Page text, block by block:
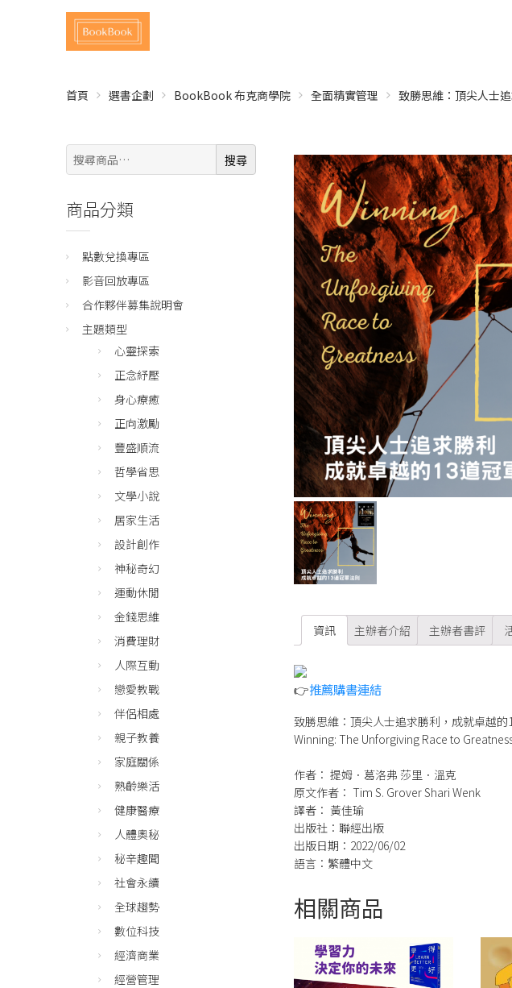
首頁 選書企劃 BookBook 布克商學院 全面精實管理 致勝思維：頂尖人士
資訊 主辦者介紹 主辦者書評
👉推薦購書連結
致勝思維：頂尖人士追求勝利，成就卓越的
Winning: The Unforgiving Race to
作者： 提姆．葛洛弗 莎里．溫克
原文作者： Tim S. Grover Shari Wenk
譯者： 黃佳瑜
出版社：聯經出版
出版日期：2022/06/02
語言：繁體中文
相關商品
搜
尋:
搜尋
商品分類
點數兌換專區
影音回放專區
合作夥伴募集說明會
主題類型
心靈探索
正念紓壓
身心療癒
正向激勵
豐盛順流
哲學省思
文學小說
居家生活
設計創作
神秘奇幻
運動休閒
金錢思維
消費理財
人際互動
戀愛教戰
伴侶相處
親子教養
家庭關係
熟齡樂活
健康醫療
人體奧秘
秘辛趣聞
社會永續
全球趨勢
數位科技
經濟商業
經營管理